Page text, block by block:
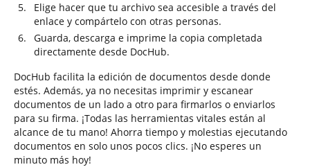
Elige hacer que tu archivo sea accesible a través del
enlace y compártelo con otras personas.
Guarda, descarga e imprime la copia completada
directamente desde DocHub.
DocHub facilita la edición de documentos desde donde
estés. Además, ya no necesitas imprimir y escanear
documentos de un lado a otro para firmarlos o enviarlos
para su firma. ¡Todas las herramientas vitales están al
alcance de tu mano! Ahorra tiempo y molestias ejecutando
documentos en solo unos pocos clics. ¡No esperes un
minuto más hoy!